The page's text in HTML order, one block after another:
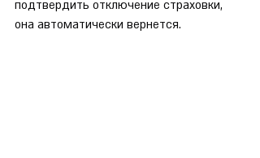
подтвердить отключение страховки,
она автоматически вернется.